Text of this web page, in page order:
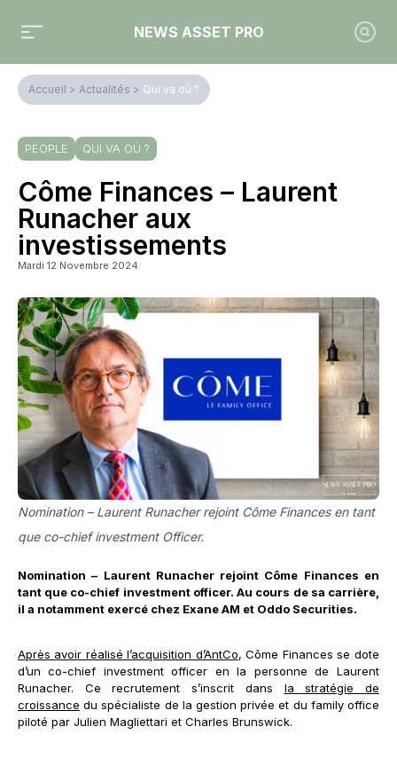
NEWS ASSET PRO
Accueil > Actualités > Qui va où ?
PEOPLE QUI VA OÙ ?
Côme Finances – Laurent
Runacher aux
investissements
Mardi 12 Novembre 2024
Nomination – Laurent Runacher rejoint Côme Finances en tant
que co-chief investment Officer.
Nomination – Laurent Runacher rejoint Côme Finances en
tant que co-chief investment officer. Au cours de sa carrière,
il a notamment exercé chez Exane AM et Oddo Securities.
Après avoir réalisé l’acquisition d’AntCo, Côme Finances se dote
d’un co-chief investment officer en la personne de Laurent
Runacher. Ce recrutement s’inscrit dans la stratégie de
croissance du spécialiste de la gestion privée et du family office
piloté par Julien Magliettari et Charles Brunswick.